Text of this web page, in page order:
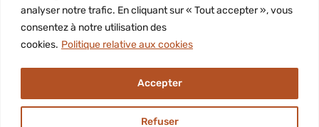
analyser notre trafic. En cliquant sur « Tout accepter », vous
consentez à notre utilisation des
cookies. Politique relative aux cookies
Refuser
Accepter
S'inscrire
2026 Laurent Rochat • Built with
by Ba Ren Qing